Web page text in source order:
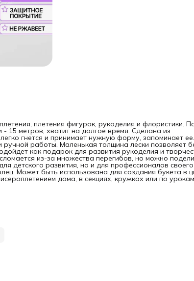
плетения фигурок, рукоделия и флористики.
15 метров, хватит на долгое время. Сделана из
гнется и принимает нужную форму, запоминает
работы. Маленькая толщина лески позволяет
как подарок для развития рукоделия и
из-за множества перегибов, но можно
детского развития, но и для профессионалов
Может быть использована для создания букета в
дома, в секциях, кружках или по